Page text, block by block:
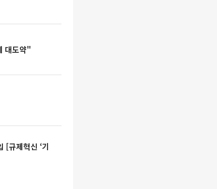
대도약"
[규제혁신 ‘기